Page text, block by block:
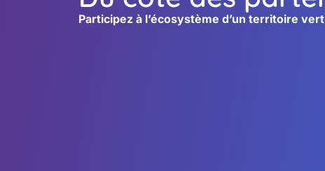
Participez à l’écosystème d’un territoire